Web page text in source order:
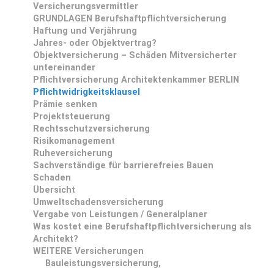
Versicherungsvermittler
GRUNDLAGEN Berufshaftpflichtversicherung
Haftung und Verjährung
Jahres- oder Objektvertrag?
Objektversicherung – Schäden Mitversicherter
untereinander
Pflichtversicherung Architektenkammer BERLIN
Pflichtwidrigkeitsklausel
Prämie senken
Projektsteuerung
Rechtsschutzversicherung
Risikomanagement
Ruheversicherung
Sachverständige für barrierefreies Bauen
Schaden
Übersicht
Umweltschadensversicherung
Vergabe von Leistungen / Generalplaner
Was kostet eine Berufshaftpflichtversicherung als
Architekt?
WEITERE Versicherungen
Bauleistungsversicherung,